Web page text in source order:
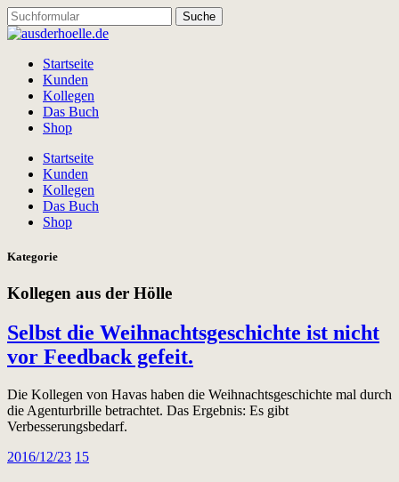
Startseite
Kunden
Kollegen
Das Buch
Shop
Startseite
Kunden
Kollegen
Das Buch
Shop
Kategorie
Kollegen aus der Hölle
Selbst die Weihnachtsgeschichte ist nicht
vor Feedback gefeit.
Die Kollegen von Havas haben die Weihnachtsgeschichte mal durch
die Agenturbrille betrachtet. Das Ergebnis: Es gibt
Verbesserungsbedarf.
2016/12/23 15